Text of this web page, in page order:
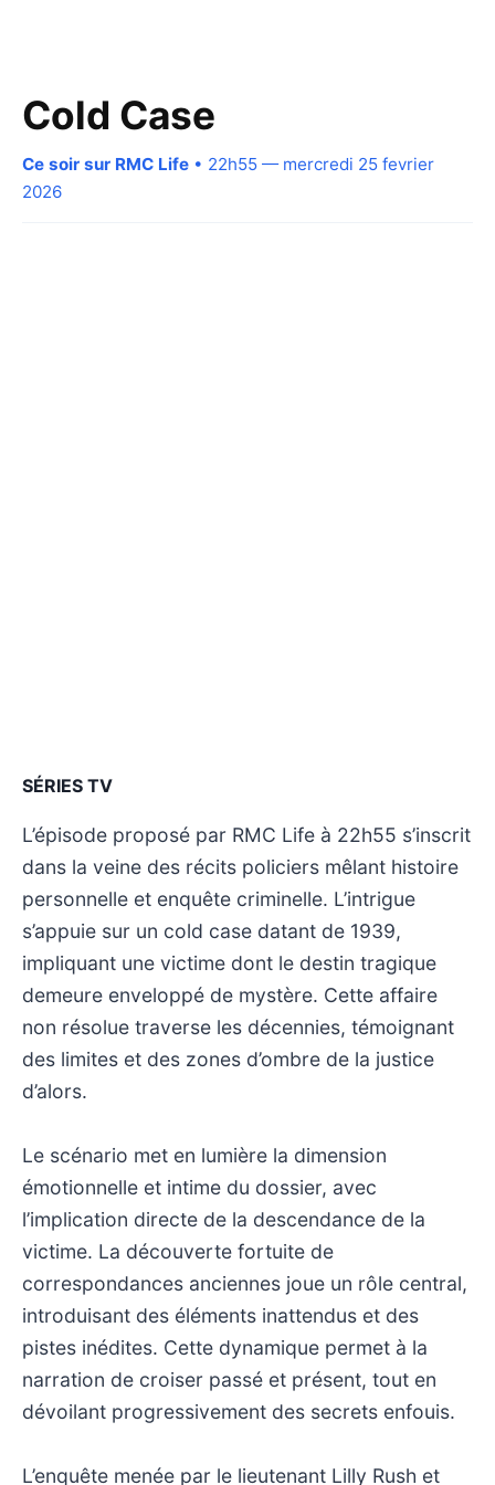
Cold Case
Ce soir sur RMC Life • 22h55 — mercredi 25 fevrier
2026
SÉRIES TV
L’épisode proposé par RMC Life à 22h55 s’inscrit
dans la veine des récits policiers mêlant histoire
personnelle et enquête criminelle. L’intrigue
s’appuie sur un cold case datant de 1939,
impliquant une victime dont le destin tragique
demeure enveloppé de mystère. Cette affaire
non résolue traverse les décennies, témoignant
des limites et des zones d’ombre de la justice
d’alors.
Le scénario met en lumière la dimension
émotionnelle et intime du dossier, avec
l’implication directe de la descendance de la
victime. La découverte fortuite de
correspondances anciennes joue un rôle central,
introduisant des éléments inattendus et des
pistes inédites. Cette dynamique permet à la
narration de croiser passé et présent, tout en
dévoilant progressivement des secrets enfouis.
L’enquête menée par le lieutenant Lilly Rush et